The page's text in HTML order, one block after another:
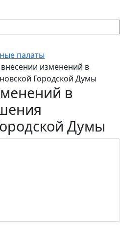
палаты
изменений в
Городской Думы
в
Думы